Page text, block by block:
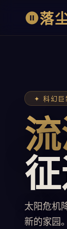
落
✦ 科幻巨
太阳危机
新的家园